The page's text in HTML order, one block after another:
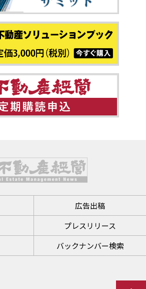
広告出稿
プレスリリース
バックナンバー検索